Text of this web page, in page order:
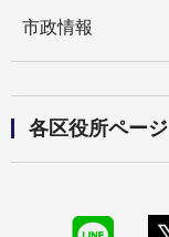
市政情報
各区役所ページ